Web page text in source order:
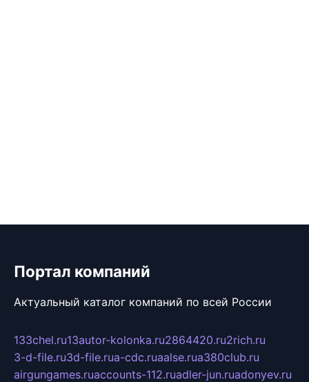
Портал компаний
Актуальный каталог компаний по всей России
133chel.ru13autor-kolonka.ru2864420.ru2rich.ru
3-d-file.ru3d-file.rua-cdc.ruaalse.rua380club.ru
airgungames.ruaccounts-112.ruadler-jun.ruadonyev.ru